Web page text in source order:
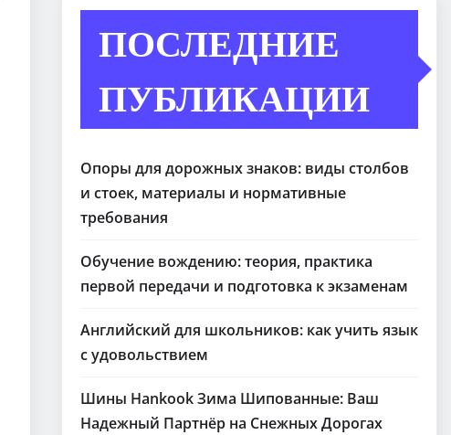
ПОСЛЕДНИЕ
ПУБЛИКАЦИИ
Опоры для дорожных знаков: виды столбов
и стоек, материалы и нормативные
требования
Обучение вождению: теория, практика
первой передачи и подготовка к экзаменам
Английский для школьников: как учить язык
с удовольствием
Шины Hankook Зима Шипованные: Ваш
Надежный Партнёр на Снежных Дорогах